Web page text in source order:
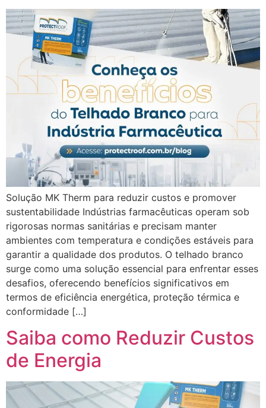
Solução MK Therm para reduzir custos e promover
sustentabilidade Indústrias farmacêuticas operam sob
rigorosas normas sanitárias e precisam manter
ambientes com temperatura e condições estáveis para
garantir a qualidade dos produtos. O telhado branco
surge como uma solução essencial para enfrentar esses
desafios, oferecendo benefícios significativos em
termos de eficiência energética, proteção térmica e
conformidade […]
Saiba como Reduzir Custos
de Energia